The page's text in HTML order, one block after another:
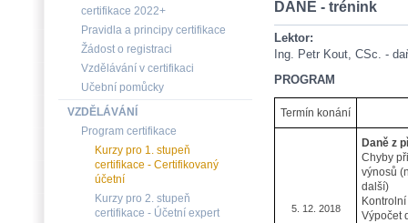
DANĚ - trénink
Lektor:
Ing. Petr Kout, CSc. -
PROGRAM
Termín konání
5. 12. 2018
Daně z
Chyby
výnosů
další)
Výpočet
certifikace 2022+
Pravidla a principy certifikace
Žádost o registraci
Vzdělávání v certifikaci
Učební pomůcky
VZDĚLÁVÁNÍ
Program certifikace
Kurzy pro 1. stupeň
certifikace - Certifikovaný
účetní
Kurzy pro 2. stupeň
certifikace - Účetní expert